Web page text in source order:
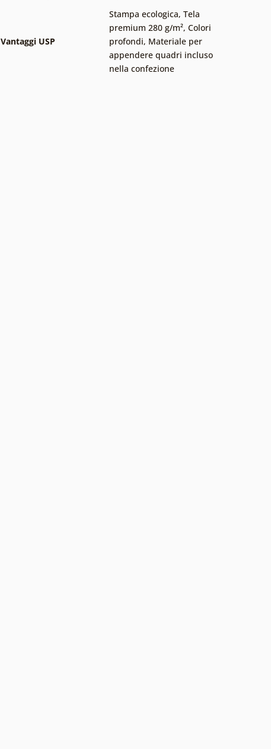
Vantaggi USP
Stampa ecologica, Tela
premium 280 g/m², Colori
profondi, Materiale per
appendere quadri incluso
nella confezione